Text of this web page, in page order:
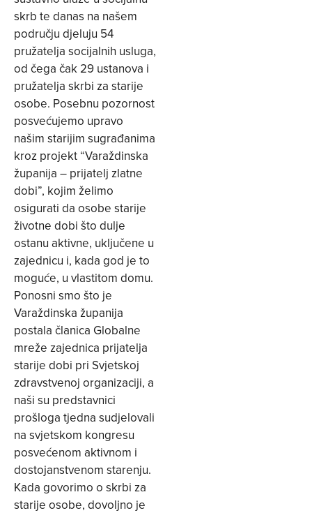
skrb te danas na našem
području djeluju 54
pružatelja socijalnih usluga,
od čega čak 29 ustanova i
pružatelja skrbi za starije
osobe. Posebnu pozornost
posvećujemo upravo
našim starijim sugrađanima
kroz projekt “Varaždinska
županija – prijatelj zlatne
dobi”, kojim želimo
osigurati da osobe starije
životne dobi što dulje
ostanu aktivne, uključene u
zajednicu i, kada god je to
moguće, u vlastitom domu.
Ponosni smo što je
Varaždinska županija
postala članica Globalne
mreže zajednica prijatelja
starije dobi pri Svjetskoj
zdravstvenoj organizaciji, a
naši su predstavnici
prošloga tjedna sudjelovali
na svjetskom kongresu
posvećenom aktivnom i
dostojanstvenom starenju.
Kada govorimo o skrbi za
starije osobe, dovoljno je